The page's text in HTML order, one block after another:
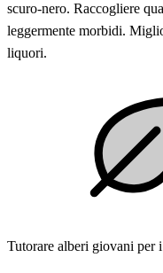
scuro-nero. Raccogliere
leggermente morbidi.
liquori.
Tutorare alberi giovani per